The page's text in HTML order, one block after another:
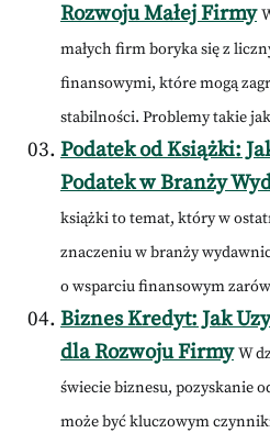
Rozwoju Małej Firmy
małych firm boryka się z
finansowymi, które mogą
stabilności. Problemy takie
Podatek od Książki:
Podatek w Branży
książki to temat, który w
znaczeniu w branży
o wsparciu finansowym
Biznes Kredyt: Jak
dla Rozwoju Firmy W
świecie biznesu, pozyskanie
może być kluczowym